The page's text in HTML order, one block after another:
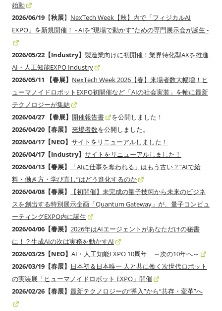
始動
2026/06/19 【秋展】 NexTech Week【秋】内で「フィジカルAI
EXPO」を新規開催！ - AIを“現場で動かす”ための専門展示会が誕生 -
2026/05/22【Industry】 製造業向けに初開催！業界特化型AXを推進
AI・人工知能EXPO Industry
2026/05/11 【春展】 NexTech Week 2026【春】来場者数大幅増！ヒ
ューマノイドロボットEXPO初開催など「AIの社会実装」を軸に最新
テクノロジーが集結
2026/04/27 【春展】 開催報告書
を公開しました！
2026/04/20【春展】
来場者数を公開しました。
2026/04/17【NEO】 サイトをリニューアルしました！
2026/04/17【Industry】 サイトをリニューアルしました！
2026/04/13【春展】
「AIに仕事を奪われる」はもう古い？“AIで給
料・働き方・学び直し”はどう進化するのか
2026/04/08【春展】
【初開催】未完成の量子技術から未来のビジネ
スを創出する特別展示企画「Quantum Gateway」が、量子コンピュ
ーティングEXPO内に誕生
2026/04/06【春展】 2026年はAIエージェントがあなただけの秘書
に！？生成AIの次は実務を動かすAI
2026/03/25【NEO】 AI・人工知能EXPO 10周年 ～次の10年へ～
2026/03/19【春展】
日本初＆日本唯一 人と共に働く次世代ロボット
の実装展「ヒューマノイドロボット EXPO」開催
2026/02/26【春展】 最新テクノロジーの“導入”から“共存・変革”へ